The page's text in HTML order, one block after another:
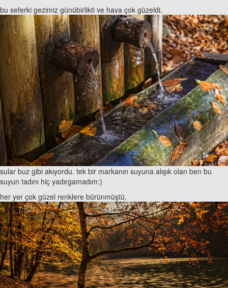
bu seferki gezimiz günübirlikti ve hava çok güzeldi.
sular buz gibi akıyordu. tek bir markanın suyuna alışık olan ben bu
suyun tadını hiç yadırgamadım:)
her yer çok güzel renklere bürünmüştü.